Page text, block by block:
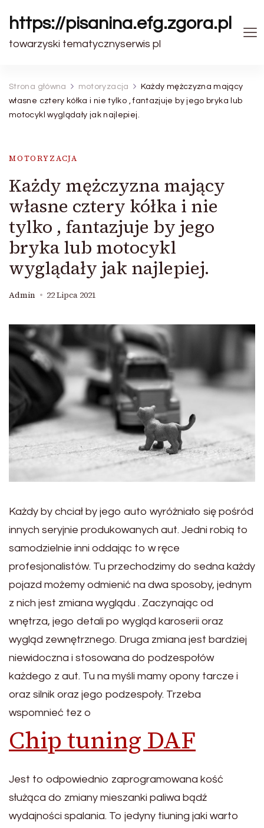
https://pisanina.efg.zgora.pl
towarzyski tematycznyserwis pl
Strona główna motoryzacja
Każdy mężczyzna mający
własne cztery kółka i nie tylko , fantazjuje by jego bryka lub
motocykl wyglądały jak najlepiej.
MOTORYZACJA
Każdy mężczyzna mający
własne cztery kółka i nie
tylko , fantazjuje by jego
bryka lub motocykl
wyglądały jak najlepiej.
Admin 22 Lipca 2021
Każdy by chciał by jego auto wyróżniało się pośród
innych seryjnie produkowanych aut. Jedni robią to
samodzielnie inni oddając to w ręce
profesjonalistów. Tu przechodzimy do sedna każdy
pojazd możemy odmienić na dwa sposoby, jednym
z nich jest zmiana wyglądu . Zaczynając od
wnętrza, jego detali po wygląd karoserii oraz
wygląd zewnętrznego. Druga zmiana jest bardziej
niewidoczna i stosowana do podzespołów
każdego z aut. Tu na myśli mamy opony tarcze i
oraz silnik oraz jego podzespoły. Trzeba
wspomnieć tez o
Chip tuning DAF
Jest to odpowiednio zaprogramowana kość
służąca do zmiany mieszanki paliwa bądź
wydajności spalania. To jedyny tiuning jaki warto